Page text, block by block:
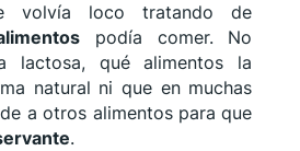
volvía loco tratando de
podía comer. No
lactosa, qué alimentos la
natural ni que en muchas
a otros alimentos para que
.